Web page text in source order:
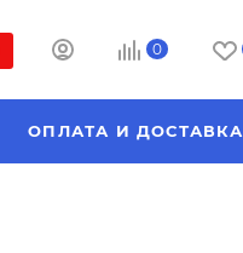
0
ОПЛАТА И ДОСТАВКА